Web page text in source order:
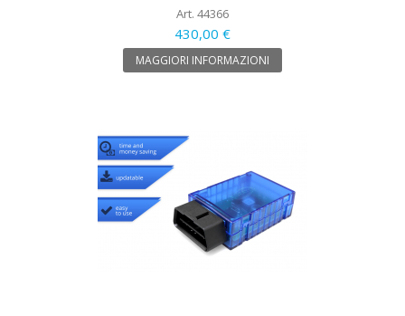
Art. 44366
430,00 €
MAGGIORI INFORMAZIONI